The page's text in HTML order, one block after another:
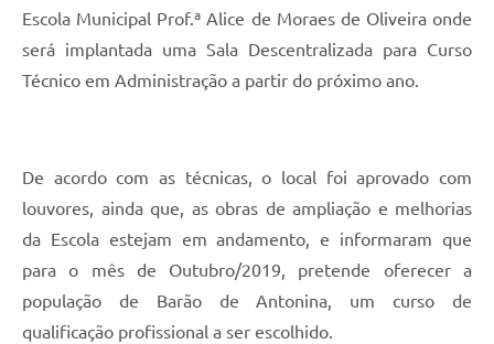
Escola Municipal Prof.ª Alice de Moraes de Oliveira onde
será implantada uma Sala Descentralizada para Curso
Técnico em Administração a partir do próximo ano.
De acordo com as técnicas, o local foi aprovado com
louvores, ainda que, as obras de ampliação e melhorias
da Escola estejam em andamento, e informaram que
para o mês de Outubro/2019, pretende oferecer a
população de Barão de Antonina, um curso de
qualificação profissional a ser escolhido.